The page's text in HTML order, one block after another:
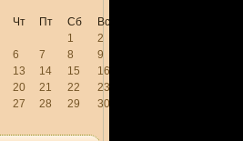
Чт Пт Сб
Вс
1
2
6 7 8
9
13 14 15
16
20 21 22
23
27 28 29
30